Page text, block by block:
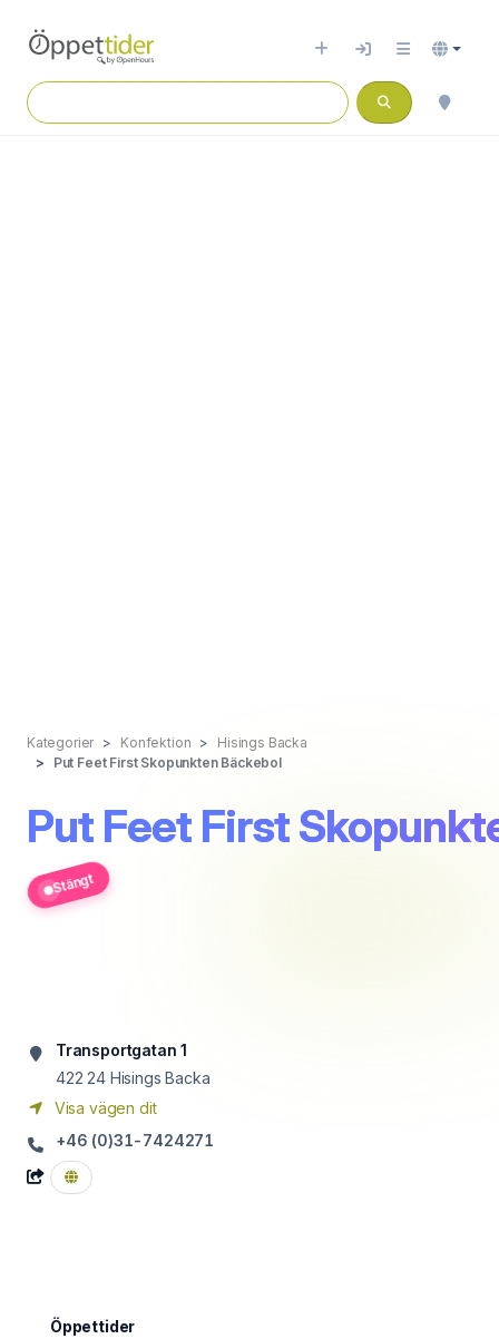
Kategorier Konfektion
Hisings Backa
Put Feet First Skopunkten Bäckebol
Put Feet First
Stängt
Transportgatan 1
422 24 Hisings Backa
Visa vägen dit
+46 (0)31-7424271
Öppettider